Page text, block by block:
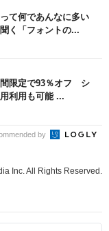
て何であんなに多い
く「フォントの...
限定で93％オフ シ
利用も可能 ...
by
Inc. All Rights Reserved.